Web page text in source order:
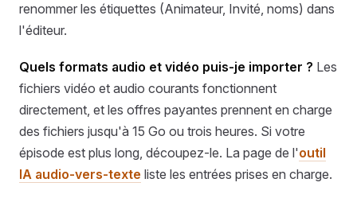
renommer les étiquettes (Animateur, Invité, noms) dans
l'éditeur.
Quels formats audio et vidéo puis-je importer ? Les
fichiers vidéo et audio courants fonctionnent
directement, et les offres payantes prennent en charge
des fichiers jusqu'à 15 Go ou trois heures. Si votre
épisode est plus long, découpez-le. La page de l'outil
IA audio-vers-texte liste les entrées prises en charge.